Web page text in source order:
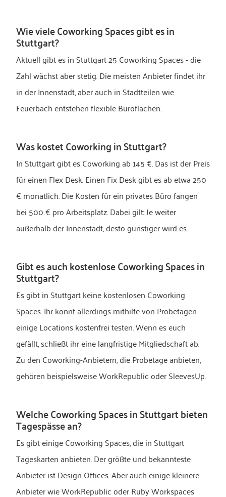
Wie viele Coworking Spaces gibt es in
Stuttgart?
Aktuell gibt es in Stuttgart 25 Coworking Spaces - die
Zahl wächst aber stetig. Die meisten Anbieter findet ihr
in der Innenstadt, aber auch in Stadtteilen wie
Feuerbach entstehen flexible Büroflächen.
Was kostet Coworking in Stuttgart?
In Stuttgart gibt es Coworking ab 145 €. Das ist der Preis
für einen Flex Desk. Einen Fix Desk gibt es ab etwa 250
€ monatlich. Die Kosten für ein privates Büro fangen
bei 500 € pro Arbeitsplatz. Dabei gilt: Je weiter
außerhalb der Innenstadt, desto günstiger wird es.
Gibt es auch kostenlose Coworking Spaces in
Stuttgart?
Es gibt in Stuttgart keine kostenlosen Coworking
Spaces. Ihr könnt allerdings mithilfe von Probetagen
einige Locations kostenfrei testen. Wenn es euch
gefällt, schließt ihr eine langfristige Mitgliedschaft ab.
Zu den Coworking-Anbietern, die Probetage anbieten,
gehören beispielsweise WorkRepublic oder SleevesUp.
Welche Coworking Spaces in Stuttgart bieten
Tagespässe an?
Es gibt einige Coworking Spaces, die in Stuttgart
Tageskarten anbieten. Der größte und bekannteste
Anbieter ist Design Offices. Aber auch einige kleinere
Anbieter wie WorkRepublic oder Ruby Workspaces